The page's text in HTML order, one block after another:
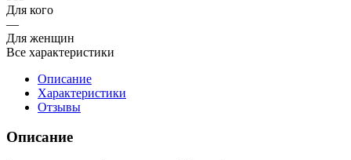
Для кого
—
Для женщин
Все характеристики
Описание
Характеристики
Отзывы
Описание